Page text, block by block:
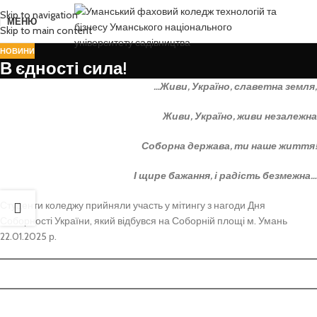
Skip to navigation
Skip to main content
МЕНЮ
НОВИНИ
В єдності сила!
…Живи, Україно, славетна земля,
Живи, Україно, живи незалежна
Соборна держава, ти наше життя!
І щире бажання, і радість безмежна…
Студенти коледжу прийняли участь у мітингу з нагоди Дня
Соборності України, який відбувся на Соборній площі м. Умань
22.01.2025 р.